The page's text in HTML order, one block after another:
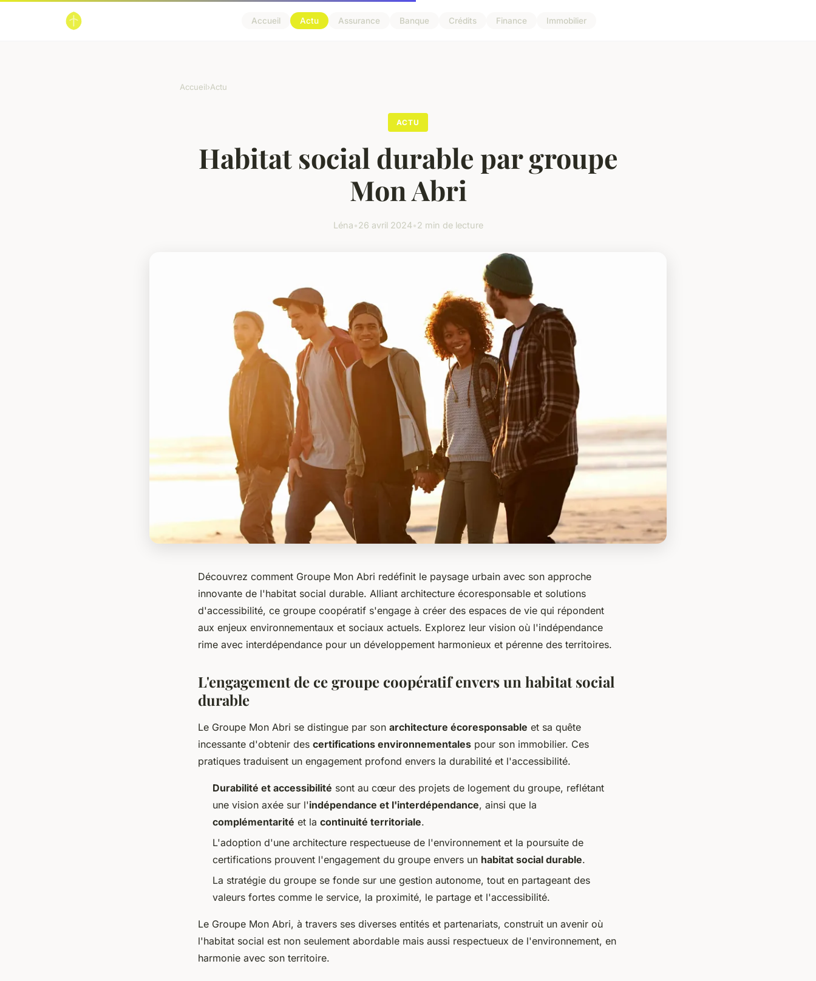
Accueil Actu Assurance Banque Crédits Finance Immobilier
Accueil›Actu
ACTU
Habitat social durable par groupe
Mon Abri
Léna•26 avril 2024•2 min de lecture
Découvrez comment Groupe Mon Abri redéfinit le paysage urbain avec son approche
innovante de l'habitat social durable. Alliant architecture écoresponsable et solutions
d'accessibilité, ce groupe coopératif s'engage à créer des espaces de vie qui répondent
aux enjeux environnementaux et sociaux actuels. Explorez leur vision où l'indépendance
rime avec interdépendance pour un développement harmonieux et pérenne des territoires.
L'engagement de ce groupe coopératif envers un habitat social
durable
Le Groupe Mon Abri se distingue par son architecture écoresponsable et sa quête
incessante d'obtenir des certifications environnementales pour son immobilier. Ces
pratiques traduisent un engagement profond envers la durabilité et l'accessibilité.
Durabilité et accessibilité sont au cœur des projets de logement du groupe, reflétant
une vision axée sur l'indépendance et l'interdépendance, ainsi que la
complémentarité et la continuité territoriale.
L'adoption d'une architecture respectueuse de l'environnement et la poursuite de
certifications prouvent l'engagement du groupe envers un habitat social durable.
La stratégie du groupe se fonde sur une gestion autonome, tout en partageant des
valeurs fortes comme le service, la proximité, le partage et l'accessibilité.
Le Groupe Mon Abri, à travers ses diverses entités et partenariats, construit un avenir où
l'habitat social est non seulement abordable mais aussi respectueux de l'environnement, en
harmonie avec son territoire.